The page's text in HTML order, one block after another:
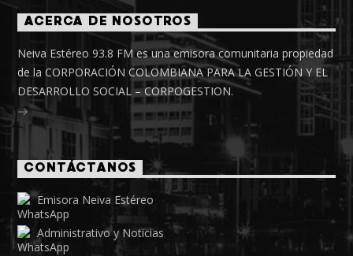
ACERCA DE NOSOTROS
Neiva Estéreo 93.8 FM es una emisora comunitaria propiedad
de la CORPORACIÓN COLOMBIANA PARA LA GESTIÓN Y EL
DESARROLLO SOCIAL – CORPOGESTION.
CONTÁCTANOS
Emisora Neiva Estéreo
Administrativo y Noticias